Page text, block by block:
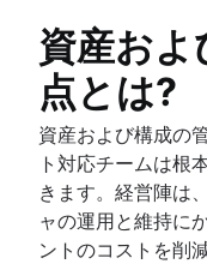
資産およ
点とは?
資産および構成の
ト対応チームは根
きます。経営陣は
ャの運用と維持に
ントのコストを削